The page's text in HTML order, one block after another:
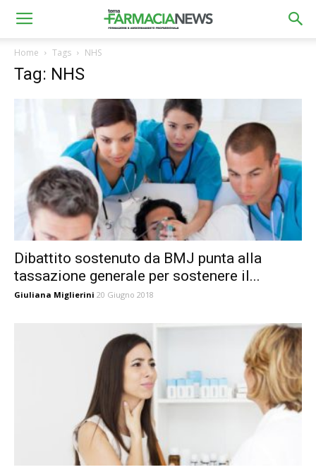
Home Tags NHS
Tag: NHS
Dibattito sostenuto da BMJ punta alla
tassazione generale per sostenere il...
Giuliana Miglierini 20 Giugno 2018